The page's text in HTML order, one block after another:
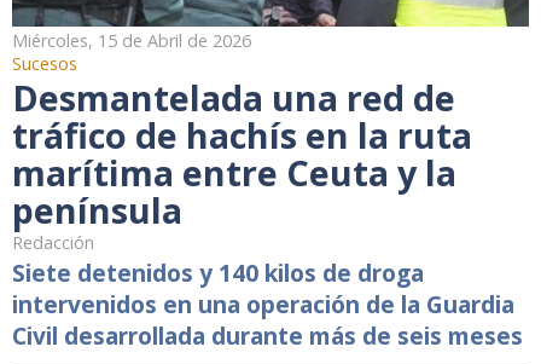
Miércoles, 15 de Abril de 2026
Sucesos
Desmantelada una red de
tráfico de hachís en la ruta
marítima entre Ceuta y la
península
Redacción
Siete detenidos y 140 kilos de droga
intervenidos en una operación de la Guardia
Civil desarrollada durante más de seis meses